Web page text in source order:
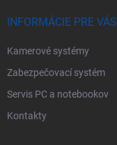
INFORMÁCIE PRE VÁS
Kamerové systémy
Zabezpečovací systém
Servis PC a notebookov
Kontakty